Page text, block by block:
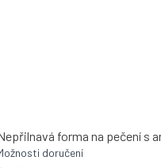
doručení
forma na pečení s